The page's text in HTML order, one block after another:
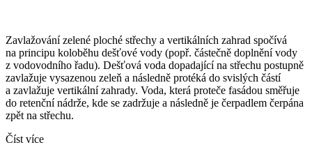
Zavlažování zelené ploché střechy a vertikálních zahrad spočívá
na principu koloběhu dešťové vody (popř. částečně doplnění vody
z vodovodního řadu). Dešťová voda dopadající na střechu postupně
zavlažuje vysazenou zeleň a následně protéká do svislých částí
a zavlažuje vertikální zahrady. Voda, která proteče fasádou směřuje
do retenční nádrže, kde se zadržuje a následně je čerpadlem čerpána
zpět na střechu.
Číst více